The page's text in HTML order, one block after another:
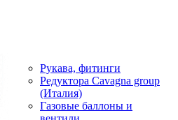
Рукава, фитинги
Редуктора Cavagna group
(Италия)
Газовые баллоны и